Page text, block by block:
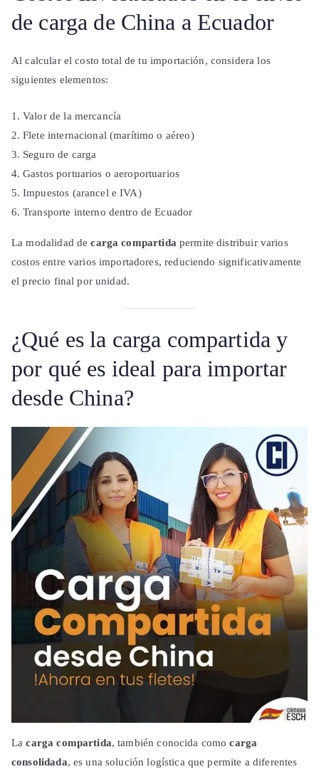
de carga de China a Ecuador
Al calcular el costo total de tu importación, considera los
siguientes elementos:
Valor de la mercancía
Flete internacional (marítimo o aéreo)
Seguro de carga
Gastos portuarios o aeroportuarios
Impuestos (arancel e IVA)
Transporte interno dentro de Ecuador
La modalidad decarga compartida permite distribuir varios
costos entre varios importadores, reduciendo significativamente
el precio final por unidad.
¿Qué es la carga compartida y
por qué es ideal para importar
desde China?
Lacarga compartida, también conocida comocarga
consolidada, es una solución logística que permite a diferentes